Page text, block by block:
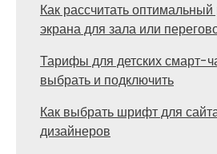
Как рассчитать
экрана для зала или
Тарифы для детских смарт-
выбрать и подключить
Как выбрать шрифт для
дизайнеров